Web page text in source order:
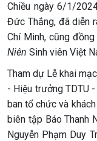
Chiều ngày 6/1/
Đức Thắng, đã diễn
Chí Minh, cũng
Niên Sinh viên Việt
Tham dự Lễ khai
- Hiệu trưởng TDTU
ban tổ chức và
biên tập Báo Thanh
Nguyễn Phạm Duy